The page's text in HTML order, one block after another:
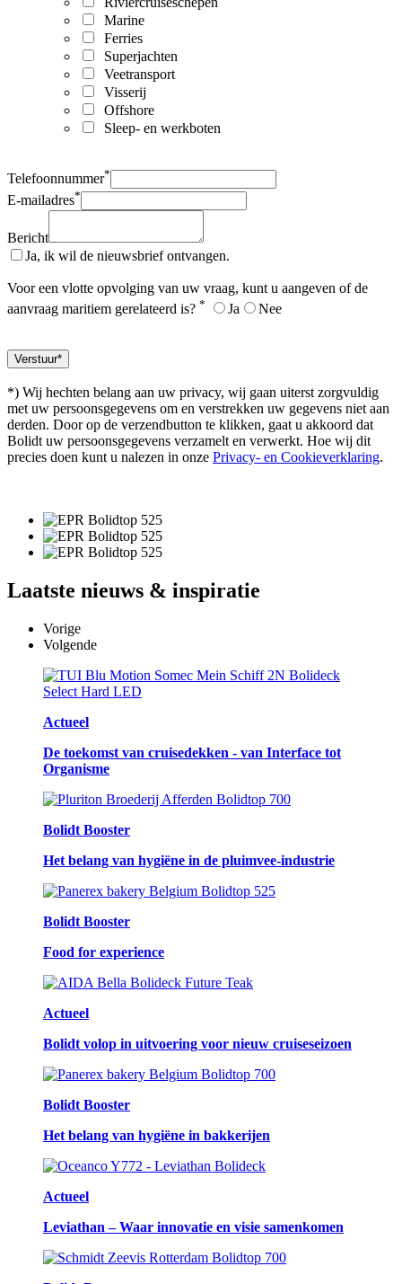
Marine
Ferries
Superjachten
Veetransport
Visserij
Offshore
Sleep- en werkboten
Telefoonnummer*
E-mailadres*
Bericht
Ja, ik wil de nieuwsbrief ontvangen.
Voor een vlotte opvolging van uw vraag, kunt u aangeven of de
aanvraag maritiem gerelateerd is? * Ja Nee
*) Wij hechten belang aan uw privacy, wij gaan uiterst zorgvuldig
met uw persoonsgegevens om en verstrekken uw gegevens niet aan
derden. Door op de verzendbutton te klikken, gaat u akkoord dat
Bolidt uw persoonsgegevens verzamelt en verwerkt. Hoe wij dit
precies doen kunt u nalezen in onze Privacy- en Cookieverklaring.
Laatste nieuws & inspiratie
Vorige
Volgende
Actueel
De toekomst van cruisedekken - van Interface tot
Organisme
Bolidt Booster
Het belang van hygiëne in de pluimvee-industrie
Bolidt Booster
Food for experience
Actueel
Bolidt volop in uitvoering voor nieuw cruiseseizoen
Bolidt Booster
Het belang van hygiëne in bakkerijen
Actueel
Leviathan – Waar innovatie en visie samenkomen